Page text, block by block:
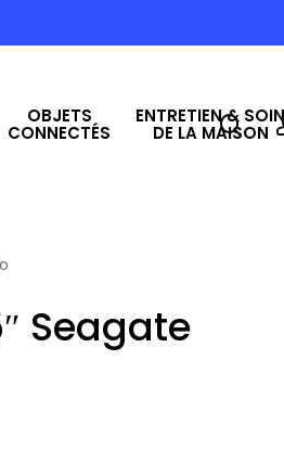
OBJETS
CONNECTÉS
ENTRETIEN &
DE LA MAISON
Seagate